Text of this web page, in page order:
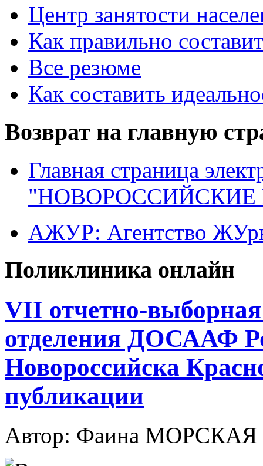
Центр занятости
Как правильно
Все резюме
Как составить
Возврат на главную
Главная страница
"НОВОРОССИЙСКИЕ
АЖУР: Агентство
Поликлиника онлайн
VII отчетно-
отделения ДОСААФ
Новороссийска
публикации
Автор: Фаина МОРСКАЯ